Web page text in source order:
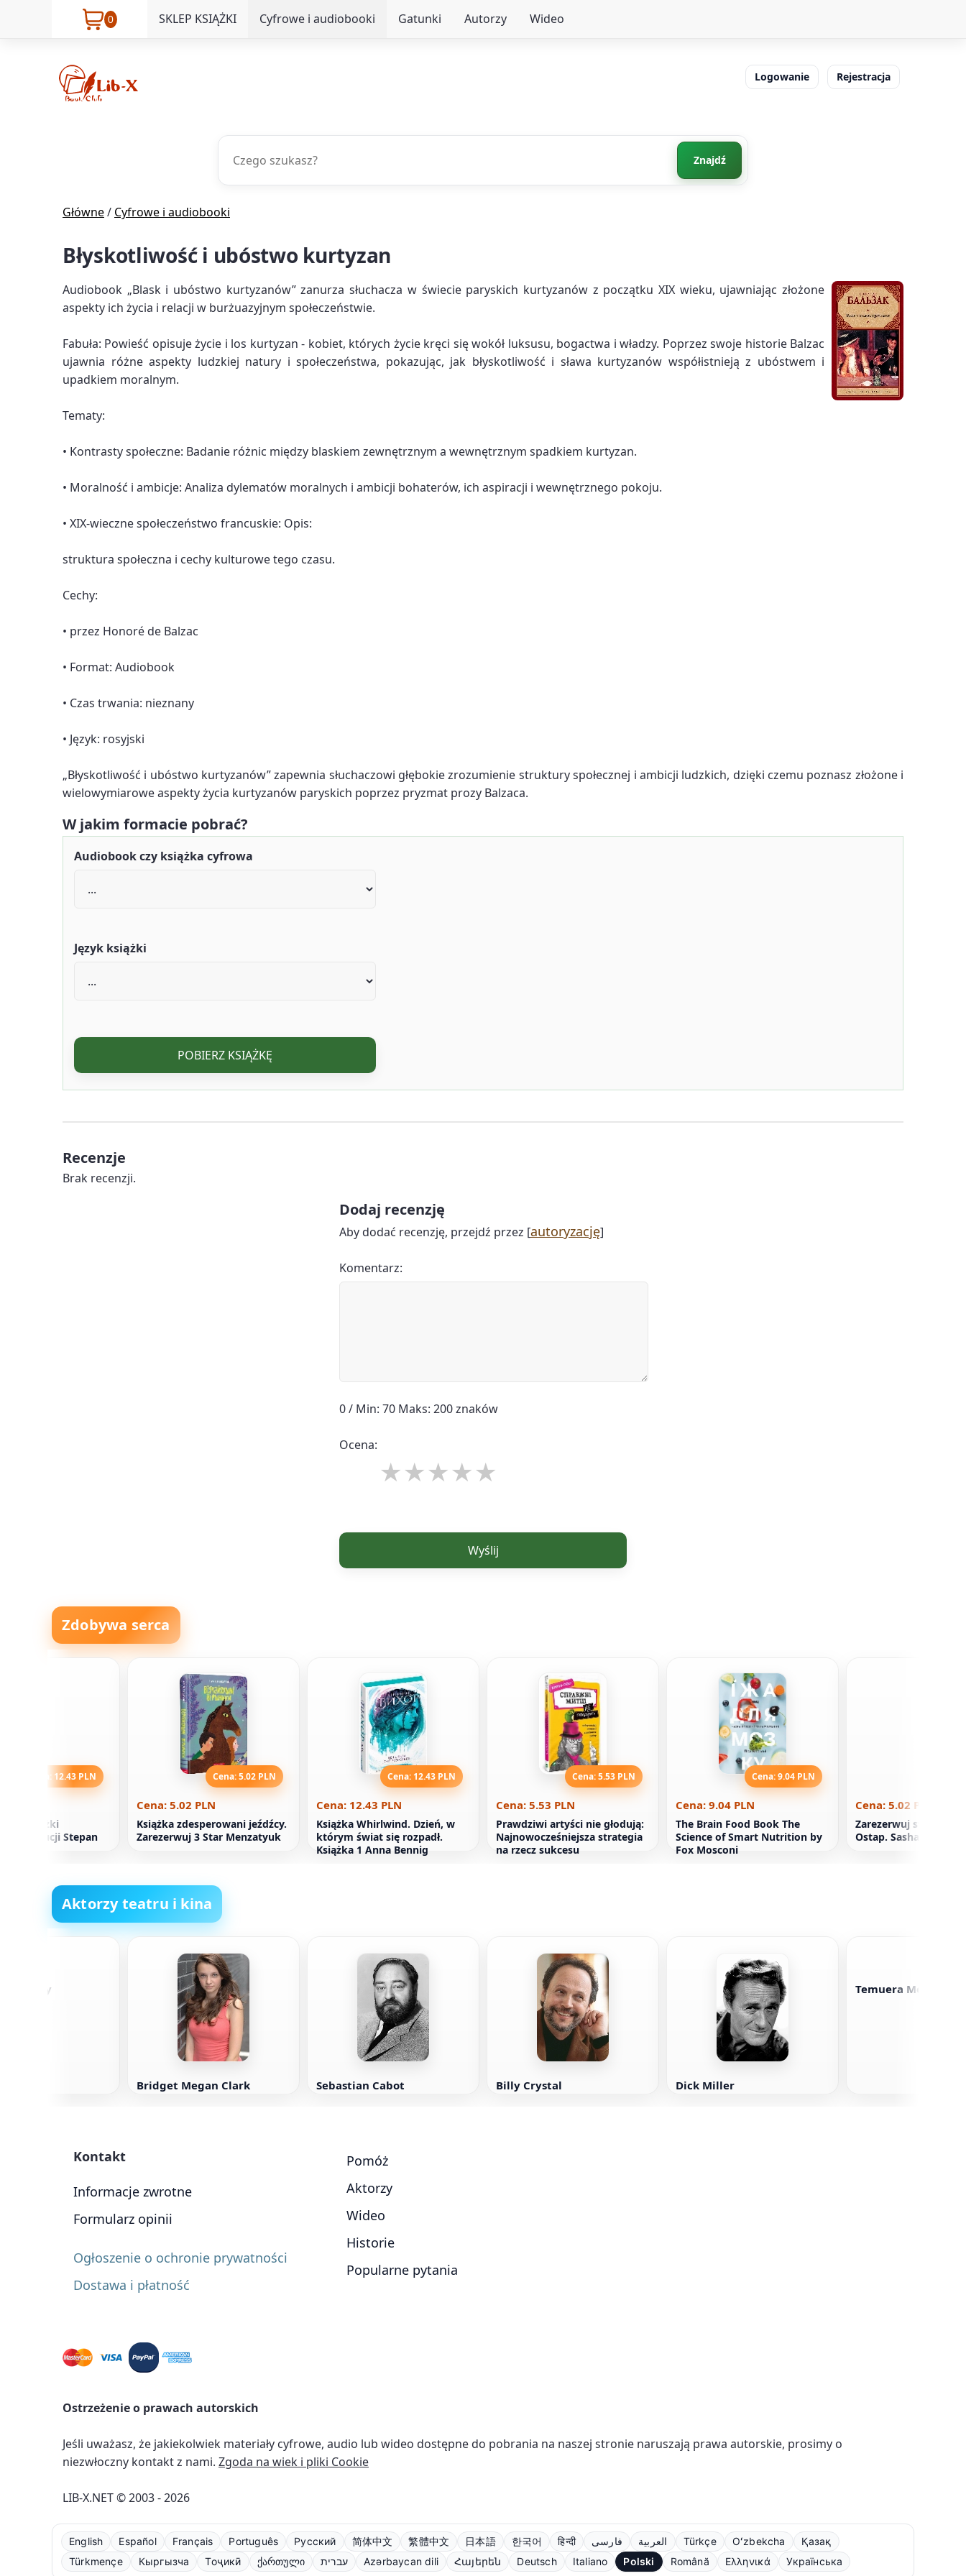
0 SKLEP KSIĄŻKI Cyfrowe i audiobooki Gatunki Autorzy Wideo
Logowanie Rejestracja
Znajdź
Główne/ Cyfrowe i audiobooki
Błyskotliwość i ubóstwo kurtyzan
Audiobook „Blask i ubóstwo kurtyzanów” zanurza słuchacza w świecie paryskich kurtyzanów z początku XIX wieku, ujawniając złożone
aspekty ich życia i relacji w burżuazyjnym społeczeństwie.
Fabuła: Powieść opisuje życie i los kurtyzan - kobiet, których życie kręci się wokół luksusu, bogactwa i władzy. Poprzez swoje historie Balzac
ujawnia różne aspekty ludzkiej natury i społeczeństwa, pokazując, jak błyskotliwość i sława kurtyzanów współistnieją z ubóstwem i
upadkiem moralnym.
Tematy:
• Kontrasty społeczne: Badanie różnic między blaskiem zewnętrznym a wewnętrznym spadkiem kurtyzan.
• Moralność i ambicje: Analiza dylematów moralnych i ambicji bohaterów, ich aspiracji i wewnętrznego pokoju.
• XIX-wieczne społeczeństwo francuskie: Opis:
struktura społeczna i cechy kulturowe tego czasu.
Cechy:
• przez Honoré de Balzac
• Format: Audiobook
• Czas trwania: nieznany
• Język: rosyjski
„Błyskotliwość i ubóstwo kurtyzanów” zapewnia słuchaczowi głębokie zrozumienie struktury społecznej i ambicji ludzkich, dzięki czemu poznasz złożone i
wielowymiarowe aspekty życia kurtyzanów paryskich poprzez pryzmat prozy Balzaca.
W jakim formacie pobrać?
Audiobook czy książka cyfrowa
Język książki
POBIERZ KSIĄŻKĘ
Recenzje
Brak recenzji.
Dodaj recenzję
Aby dodać recenzję, przejdź przez [autoryzację]
Komentarz:
0 / Min: 70 Maks: 200 znaków
Ocena:
Wyślij
Zdobywa serca
Cena: 12.43 PLN
książki
rewolucji Stepan
Cena: 5.02 PLN
Cena: 5.02 PLN
Książka zdesperowani jeźdźcy.
Zarezerwuj 3 Star Menzatyuk
Cena: 12.43 PLN
Cena: 12.43 PLN
Książka Whirlwind. Dzień, w
którym świat się rozpadł.
Książka 1 Anna Bennig
Cena: 5.53 PLN
Cena: 5.53 PLN
Prawdziwi artyści nie głodują:
Najnowocześniejsza strategia
na rzecz sukcesu
Cena: 9.04 PLN
Cena: 9.04 PLN
The Brain Food Book The
Science of Smart Nutrition by
Fox Mosconi
Cena: 5.02 PLN
Zarezerwuj sto
Ostap. Sasha
Aktorzy teatru i kina
Connelly
Bridget Megan Clark Sebastian Cabot Billy Crystal Dick Miller
Temuera Morrison
Kontakt
Informacje zwrotne
Formularz opinii
Ogłoszenie o ochronie prywatności
Dostawa i płatność
Pomóż
Aktorzy
Wideo
Historie
Popularne pytania
Ostrzeżenie o prawach autorskich
Jeśli uważasz, że jakiekolwiek materiały cyfrowe, audio lub wideo dostępne do pobrania na naszej stronie naruszają prawa autorskie, prosimy o
niezwłoczny kontakt z nami. Zgoda na wiek i pliki Cookie
LIB-X.NET © 2003 - 2026
English Español Français Português Русский 简体中文 繁體中文 日本語 한국어 हिन्दी فارسی العربية Türkçe Oʻzbekcha
Қазақ
Türkmençe
Кыргызча Тоҷикӣ ქართული עברית Azərbaycan dili Հայերեն Deutsch Italiano Polski Română Ελληνικά Українська